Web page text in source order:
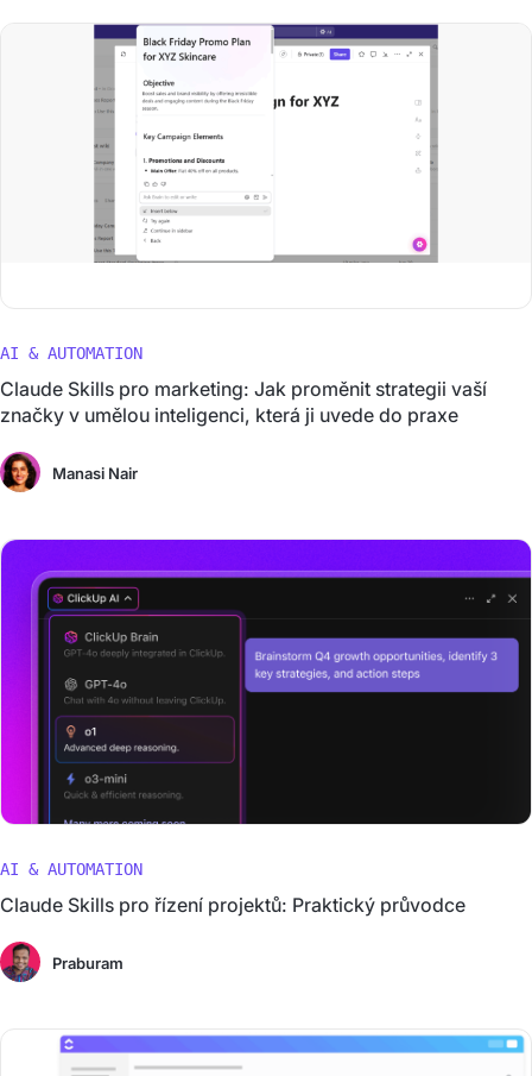
AI & AUTOMATION
Claude Skills pro marketing: Jak proměnit strategii vaší
značky v umělou inteligenci, která ji uvede do praxe
Manasi Nair
AI & AUTOMATION
Claude Skills pro řízení projektů: Praktický průvodce
Praburam